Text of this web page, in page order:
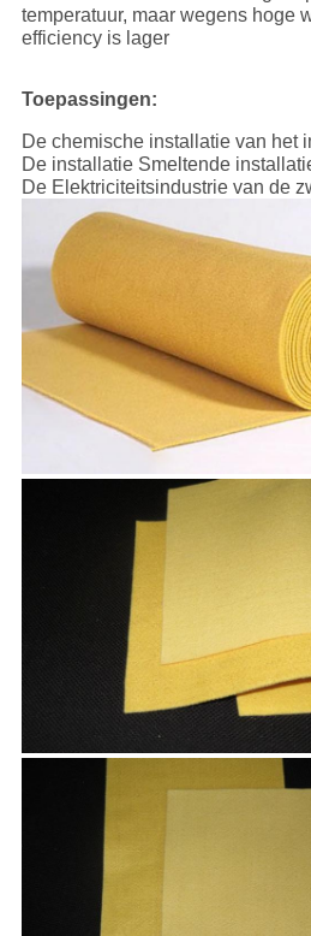
temperatuur, maar wegens hoge
efficiency is lager
Toepassingen:
De chemische installatie van het
De installatie Smeltende
De Elektriciteitsindustrie van de